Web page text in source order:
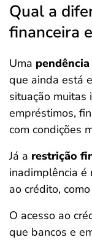
Qual a
financeira
Uma
que ainda está
situação muitas
empréstimos,
com condições
Já a restrição
inadimplência
ao crédito,
O acesso ao
que bancos e